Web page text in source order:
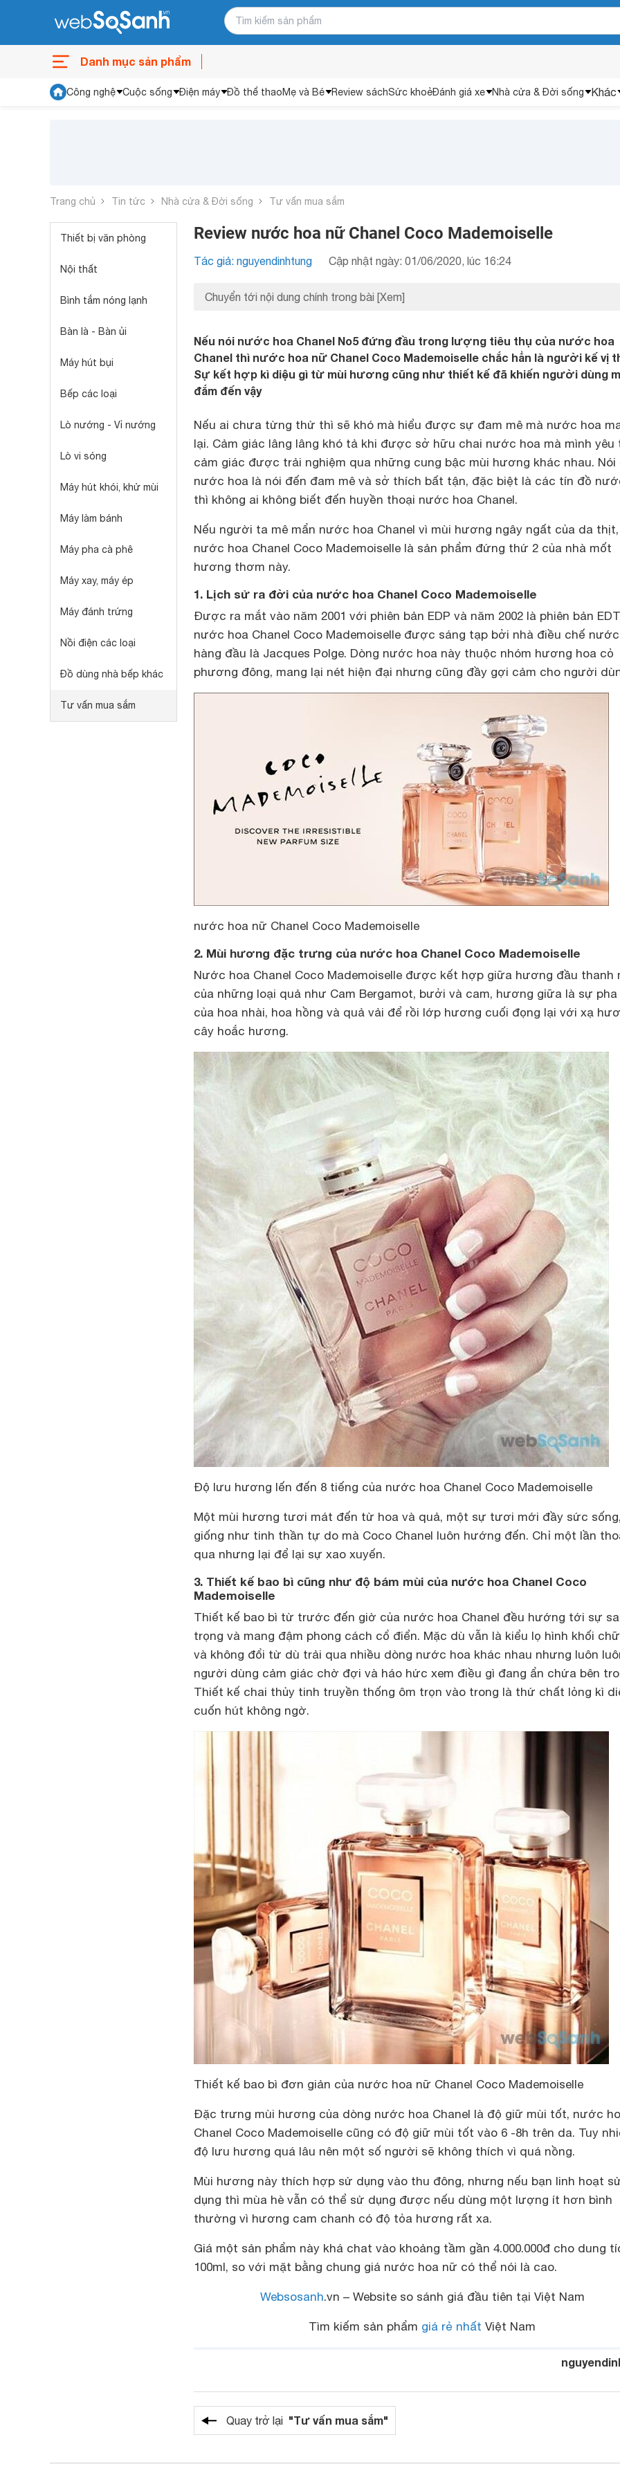
Danh mục sản phẩm
Công nghệ Cuộc sống Điện máy Đồ thể thaoMẹ và Bé Review sáchSức khoẻĐánh giá xe Nhà cửa & Đời sống Khác
Trang chủ Tin tức Nhà cửa & Đời sống Tư vấn mua sắm
Thiết bị văn phòng
Nội thất
Bình tắm nóng lạnh
Bàn là - Bàn ủi
Máy hút bụi
Bếp các loại
Lò nướng - Vỉ nướng
Lò vi sóng
Máy hút khói, khử mùi
Máy làm bánh
Máy pha cà phê
Máy xay, máy ép
Máy đánh trứng
Nồi điện các loại
Đồ dùng nhà bếp khác
Tư vấn mua sắm
Review nước hoa nữ Chanel Coco Mademoiselle
Tác giả: nguyendinhtung Cập nhật ngày: 01/06/2020, lúc 16:24
Chuyển tới nội dung chính trong bài [Xem]
Nếu nói nước hoa Chanel No5 đứng đầu trong lượng tiêu thụ của nước hoa
Chanel thì nước hoa nữ Chanel Coco Mademoiselle chắc hẳn là người kế vị
Sự kết hợp kì diệu gì từ mùi hương cũng như thiết kế đã khiến người dùng
đắm đến vậy
Nếu ai chưa từng thử thì sẽ khó mà hiểu được sự đam mê mà nước hoa
lại. Cảm giác lâng lâng khó tả khi được sở hữu chai nước hoa mà mình yêu
cảm giác được trải nghiệm qua những cung bậc mùi hương khác nhau. Nói
nước hoa là nói đến đam mê và sở thích bất tận, đặc biệt là các tín đồ
thì không ai không biết đến huyền thoại nước hoa Chanel.
Nếu người ta mê mẩn nước hoa Chanel vì mùi hương ngây ngất của da
nước hoa Chanel Coco Mademoiselle là sản phẩm đứng thứ 2 của nhà mốt
hương thơm này.
1. Lịch sử ra đời của nước hoa Chanel Coco Mademoiselle
Được ra mắt vào năm 2001 với phiên bản EDP và năm 2002 là phiên bản
nước hoa Chanel Coco Mademoiselle được sáng tạp bởi nhà điều chế
hàng đầu là Jacques Polge. Dòng nước hoa này thuộc nhóm hương hoa cỏ
phương đông, mang lại nét hiện đại nhưng cũng đầy gợi cảm cho người
nước hoa nữ Chanel Coco Mademoiselle
2. Mùi hương đặc trưng của nước hoa Chanel Coco Mademoiselle
Nước hoa Chanel Coco Mademoiselle được kết hợp giữa hương đầu thanh
của những loại quả như Cam Bergamot, bưởi và cam, hương giữa là sự
của hoa nhài, hoa hồng và quả vải để rồi lớp hương cuối đọng lại với xạ
cây hoắc hương.
Độ lưu hương lến đến 8 tiếng của nước hoa Chanel Coco Mademoiselle
Một mùi hương tươi mát đến từ hoa và quả, một sự tươi mới đầy sức sống,
giống như tinh thần tự do mà Coco Chanel luôn hướng đến. Chỉ một lần
qua nhưng lại để lại sự xao xuyến.
3. Thiết kế bao bì cũng như độ bám mùi của nước hoa Chanel Coco
Mademoiselle
Thiết kế bao bì từ trước đến giờ của nước hoa Chanel đều hướng tới sự
trọng và mang đậm phong cách cổ điển. Mặc dù vẫn là kiểu lọ hình khối
và không đổi từ dù trải qua nhiều dòng nước hoa khác nhau nhưng luôn
người dùng cảm giác chờ đợi và háo hức xem điều gì đang ẩn chứa bên
Thiết kế chai thủy tinh truyền thống ôm trọn vào trong là thứ chất lỏng kì
cuốn hút không ngờ.
Thiết kế bao bì đơn giản của nước hoa nữ Chanel Coco Mademoiselle
Đặc trưng mùi hương của dòng nước hoa Chanel là độ giữ mùi tốt, nước
Chanel Coco Mademoiselle cũng có độ giữ mùi tốt vào 6 -8h trên da. Tuy
độ lưu hương quá lâu nên một số người sẽ không thích vì quá nồng.
Mùi hương này thích hợp sử dụng vào thu đông, nhưng nếu bạn linh hoạt
dụng thì mùa hè vẫn có thể sử dụng được nếu dùng một lượng ít hơn bình
thường vì hương cam chanh có độ tỏa hương rất xa.
Giá một sản phẩm này khá chat vào khoảng tầm gần 4.000.000đ cho dung
100ml, so với mặt bằng chung giá nước hoa nữ có thể nói là cao.
Websosanh.vn – Website so sánh giá đầu tiên tại Việt Nam
Tìm kiếm sản phẩm giá rẻ nhất Việt Nam
Quay trở lại "Tư vấn mua sắm"